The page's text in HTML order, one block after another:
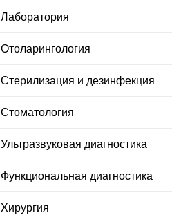
Лаборатория
Отоларингология
Стерилизация и дезинфекция
Стоматология
Ультразвуковая диагностика
Функциональная диагностика
Хирургия